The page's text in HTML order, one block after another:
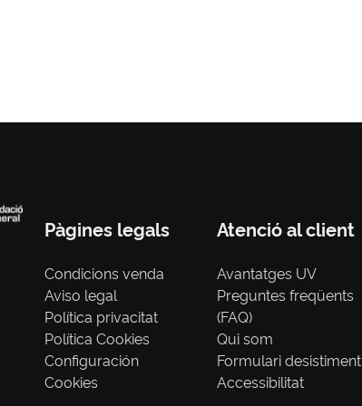
Pàgines legals
Condicions venda
Aviso legal
Política privacitat
Política Cookies
Configuración
Cookies
Atenció al client
Avantatges UV
Preguntes freqüents
(FAQ)
Qui som
Formulari desistiment
Accessibilitat